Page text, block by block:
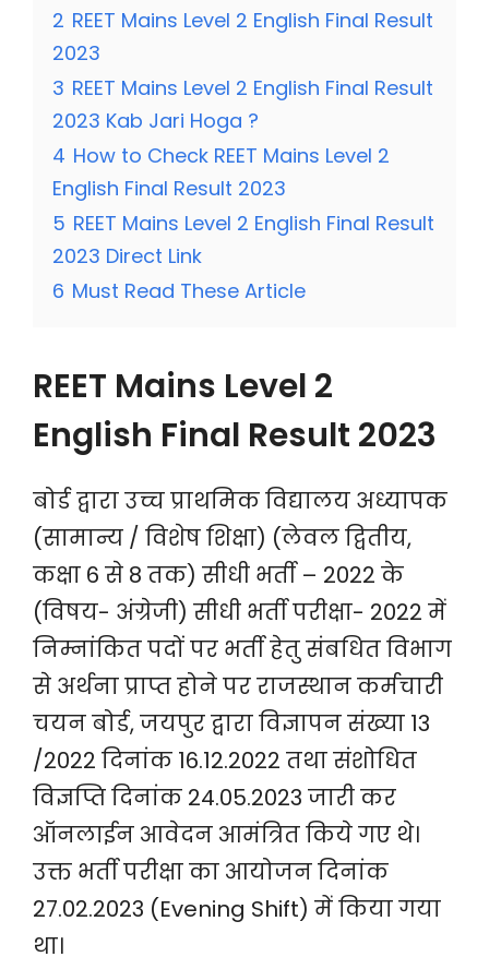
2 REET Mains Level 2 English Final Result
2023
3 REET Mains Level 2 English Final Result
2023 Kab Jari Hoga ?
4 How to Check REET Mains Level 2
English Final Result 2023
5 REET Mains Level 2 English Final Result
2023 Direct Link
6 Must Read These Article
REET Mains Level 2
English Final Result 2023
बोर्ड द्वारा उच्च प्राथमिक विद्यालय अध्यापक
(सामान्य / विशेष शिक्षा) (लेवल द्वितीय,
कक्षा 6 से 8 तक) सीधी भर्ती – 2022 के
(विषय- अंग्रेजी) सीधी भर्ती परीक्षा- 2022 में
निम्नांकित पदों पर भर्ती हेतु संबधित विभाग
से अर्थना प्राप्त होने पर राजस्थान कर्मचारी
चयन बोर्ड, जयपुर द्वारा विज्ञापन संख्या 13
/2022 दिनांक 16.12.2022 तथा संशोधित
विज्ञप्ति दिनांक 24.05.2023 जारी कर
ऑनलाईन आवेदन आमंत्रित किये गए थे।
उक्त भर्ती परीक्षा का आयोजन दिनांक
27.02.2023 (Evening Shift) में किया गया
था।